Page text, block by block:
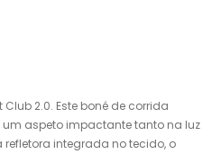
2.0. Este boné de corrida
um aspeto impactante tanto na luz
integrada no tecido, o